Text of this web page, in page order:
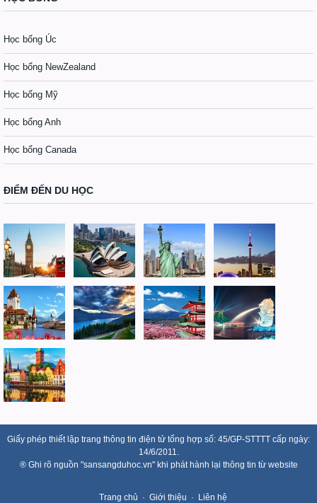
Học bổng Úc
Học bổng NewZealand
Học bổng Mỹ
Học bổng Anh
Học bổng Canada
ĐIỂM ĐẾN DU HỌC
Giấy phép thiết lập trang thông tin điện tử tổng hợp số: 45/GP-STTTT cấp ngày:
14/6/2011.
® Ghi rõ nguồn "sansangduhoc.vn" khi phát hành lại thông tin từ website
Trang chủ Giới thiệu Liên hệ